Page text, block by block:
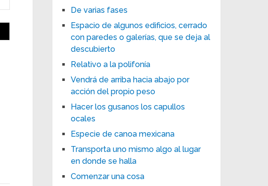
De varias fases
Espacio de algunos edificios, cerrado
con paredes o galerías, que se deja al
descubierto
Relativo a la polifonía
Vendrá de arriba hacia abajo por
acción del propio peso
Hacer los gusanos los capullos
ocales
Especie de canoa mexicana
Transporta uno mismo algo al lugar
en donde se halla
Comenzar una cosa